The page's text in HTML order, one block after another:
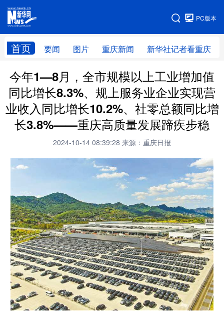
PC版本
首页 要闻 图片 重庆新闻 新华社记者看重庆
网站地图
今年1—8月，全市规模以上工业增加值
同比增长8.3%、规上服务业企业实现营
业收入同比增长10.2%、社零总额同比增
长3.8%——重庆高质量发展蹄疾步稳
2024-10-14 08:39:28 来源：重庆日报